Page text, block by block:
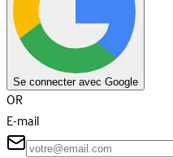
Se connecter avec Google
OR
E-mail